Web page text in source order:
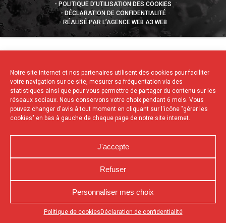
Notre site internet et nos partenaires utilisent des cookies pour faciliter
votre navigation sur ce site, mesurer sa fréquentation via des
statistiques ainsi que pour vous permettre de partager du contenu sur les
réseaux sociaux. Nous conservons votre choix pendant 6 mois. Vous
pouvez changer d'avis à tout moment en cliquant sur l'icône "gérer les
cookies" en bas à gauche de chaque page de notre site internet.
J'accepte
Refuser
Personnaliser mes choix
Politique de cookies Déclaration de confidentialité
Appuyez sur le bouton partager en bas de votre
POLITIQUE D’UTILISATION DES COOKIES
DÉCLARATION DE CONFIDENTIALITÉ
RÉALISÉ PAR L’AGENCE WEB A3 WEB